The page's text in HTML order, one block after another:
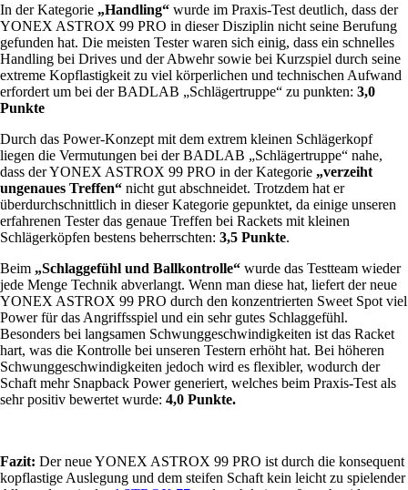
In der Kategorie „Handling“ wurde im Praxis-Test deutlich, dass der
YONEX ASTROX 99 PRO in dieser Disziplin nicht seine Berufung
gefunden hat. Die meisten Tester waren sich einig, dass ein schnelles
Handling bei Drives und der Abwehr sowie bei Kurzspiel durch seine
extreme Kopflastigkeit zu viel körperlichen und technischen Aufwand
erfordert um bei der BADLAB „Schlägertruppe“ zu punkten: 3,0
Punkte
Durch das Power-Konzept mit dem extrem kleinen Schlägerkopf
liegen die Vermutungen bei der BADLAB „Schlägertruppe“ nahe,
dass der YONEX ASTROX 99 PRO in der Kategorie „verzeiht
ungenaues Treffen“ nicht gut abschneidet. Trotzdem hat er
überdurchschnittlich in dieser Kategorie gepunktet, da einige unseren
erfahrenen Tester das genaue Treffen bei Rackets mit kleinen
Schlägerköpfen bestens beherrschten: 3,5 Punkte.
Beim „Schlaggefühl und Ballkontrolle“ wurde das Testteam wieder
jede Menge Technik abverlangt. Wenn man diese hat, liefert der neue
YONEX ASTROX 99 PRO durch den konzentrierten Sweet Spot viel
Power für das Angriffsspiel und ein sehr gutes Schlaggefühl.
Besonders bei langsamen Schwunggeschwindigkeiten ist das Racket
hart, was die Kontrolle bei unseren Testern erhöht hat. Bei höheren
Schwunggeschwindigkeiten jedoch wird es flexibler, wodurch der
Schaft mehr Snapback Power generiert, welches beim Praxis-Test als
sehr positiv bewertet wurde: 4,0 Punkte.
Fazit: Der neue YONEX ASTROX 99 PRO ist durch die konsequent
kopflastige Auslegung und dem steifen Schaft kein leicht zu spielender